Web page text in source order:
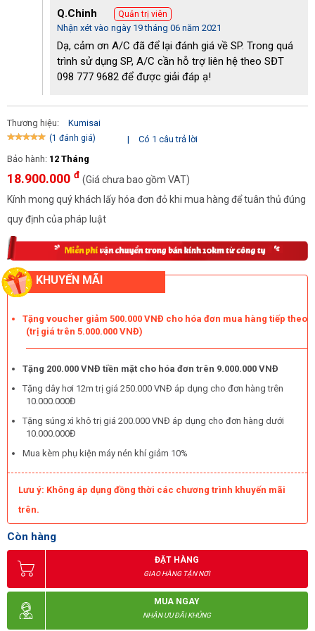
>>> Xem thêm: Giá máy nén khí công nghiệp
Ưu điểm nổi bật của máy nén khí Kumisai KMS-10500
* Khả năng vận hành mạnh mẽ
Kumisai KMS-10500
đáp ứng tốt nhu cầu làm việc trong nhiều
ngành nghề khác nhau với thông số kỹ thuật ấn tượng như: Công
suất hoạt động lên đến 10 HP, lưu lượng khí nén 1538 lít/phút, tốc
độ quay puly đầu nén 816 vòng/phút giúp quá trình nén khí diễn
ra nhanh chóng, nâng cao hiệu suất cho doanh nghiệp.
Đặc biệt, với mô tơ cuốn lõi dây đồng 100% cùng hệ thống giảm
động ổn định trong thời gian dài mà còn hạn chế được tiếng ồn,
tránh làm ảnh hưởng đến người xung quanh.
KMS-75500
có cấu tạo không quá phức tạp, các nút điều khiển
chức năng cũng được sắp xếp hợp lý. Do đó, ai cũng có thể sử
dụng máy nhanh chóng mà không tốn quá nhiều thời gian nghiên
cứu tài liệu hướng dẫn. Tuy nhiên, người dùng vẫn cần tuân thủ
theo hướng dẫn của nhà sản xuất.
Q.Chinh Quản trị viên
Nhận xét vào ngày 19 tháng 06 năm 2021
Dạ, cảm ơn A/C đã để lại đánh giá về SP. Trong quá
trình sử dụng SP, A/C cần hỗ trợ liên hệ theo SĐT
098 777 9682 để được giải đáp ạ!
Thương hiệu: Kumisai
(1 đánh giá) |
Có 1 câu trả lời
Bảo hành: 12 Tháng
18.900.000 đ (Giá chưa bao gồm VAT)
Kính mong quý khách lấy hóa đơn đỏ khi mua hàng để tuân thủ đúng
quy định của pháp luật
KHUYẾN MÃI
Tặng voucher giảm 500.000 VNĐ cho hóa đơn mua hàng tiếp theo
(trị giá trên 5.000.000 VNĐ)
Tặng 200.000 VNĐ tiền mặt cho hóa đơn trên 9.000.000 VNĐ
Tặng dây hơi 12m trị giá 250.000 VNĐ áp dụng cho đơn hàng trên
10.000.000Đ
Tặng súng xì khô trị giá 200.000 VNĐ áp dụng cho đơn hàng dưới
10.000.000Đ
Mua kèm phụ kiện máy nén khí giảm 10%
Lưu ý: Không áp dụng đồng thời các chương trình khuyến mãi
trên.
Còn hàng
ĐẶT HÀNG
GIAO HÀNG TẬN NƠI
MUA NGAY
NHẬN ƯU ĐÃI KHỦNG